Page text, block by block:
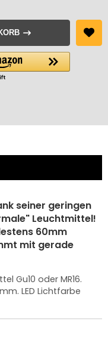
seiner geringen
Leuchtmittel!
60mm
mit gerade
Gu10 oder MR16.
LED Lichtfarbe